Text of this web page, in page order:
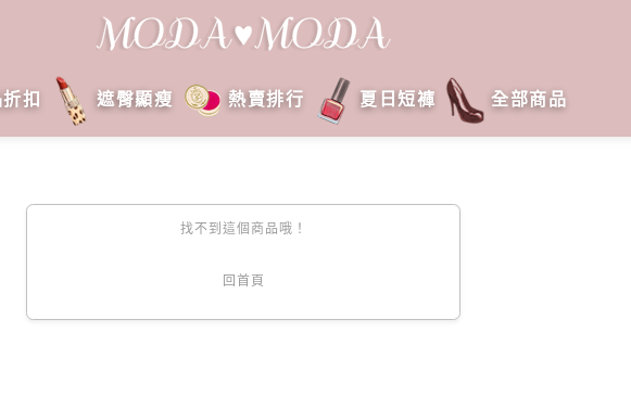
扣 遮臀顯瘦 熱賣排行 夏日短褲 全部商品
找不到這個商品哦！
回首頁